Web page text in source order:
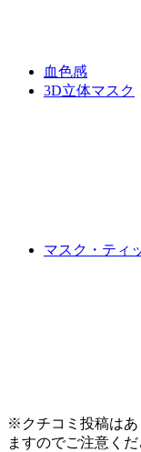
血色感
3D立体マスク
マスク・ティ
※クチコミ投稿はあ
ますのでご注意くだ